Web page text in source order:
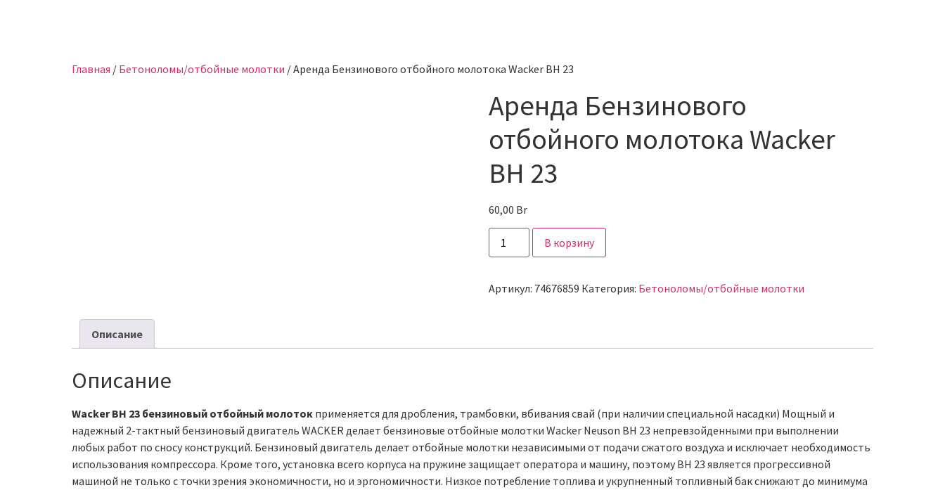
Главная / Бетоноломы/отбойные молотки / Аренда Бензинового отбойного молотока Wacker BH 23
Аренда Бензинового
отбойного молотока Wacker
BH 23
60,00 Br
В корзину
Артикул: 74676859 Категория: Бетоноломы/отбойные молотки
Описание
Описание
Wacker BH 23 бензиновый отбойный молоток применяется для дробления, трамбовки, вбивания свай (при наличии специальной насадки) Мощный и
надежный 2-тактный бензиновый двигатель WACKER делает бензиновые отбойные молотки Wacker Neuson ВН 23 непревзойденными при выполнении
любых работ по сносу конструкций. Бензиновый двигатель делает отбойные молотки независимыми от подачи сжатого воздуха и исключает необходимость
использования компрессора. Кроме того, установка всего корпуса на пружине защищает оператора и машину, поэтому ВН 23 является прогрессивной
машиной не только с точки зрения экономичности, но и эргономичности. Низкое потребление топлива и укрупненный топливный бак снижают до минимума